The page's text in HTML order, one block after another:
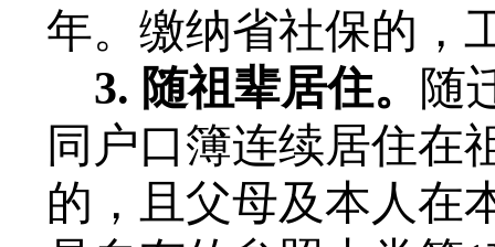
年。缴纳省社保的，
3. 随祖辈居住。 随
同户口簿连续居住在
的，且父母及本人在